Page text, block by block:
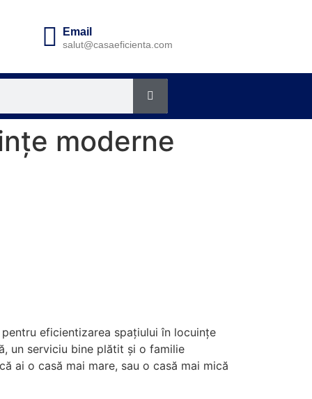
Email
salut@casaeficienta.com
moderne
eficientizarea spațiului în locuințe
un serviciu bine plătit și o familie
ai o casă mai mare, sau o casă mai mică